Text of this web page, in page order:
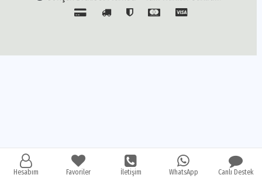
Hesabım Favoriler İletişim WhatsApp Canlı Destek